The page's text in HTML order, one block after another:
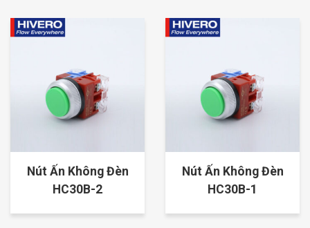
Nút Ấn Không Đèn
HC30B-2
Nút Ấn Không Đèn
HC30B-1